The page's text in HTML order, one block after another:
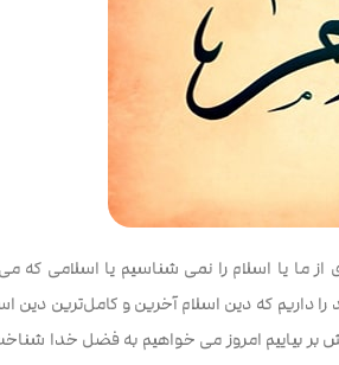
یا اسلام را نمی شناسیم یا اسلامی که
داریم که دین اسلام آخرین و کامل‌ترین دین
بر بیاییم امروز می خواهیم به فضل خدا